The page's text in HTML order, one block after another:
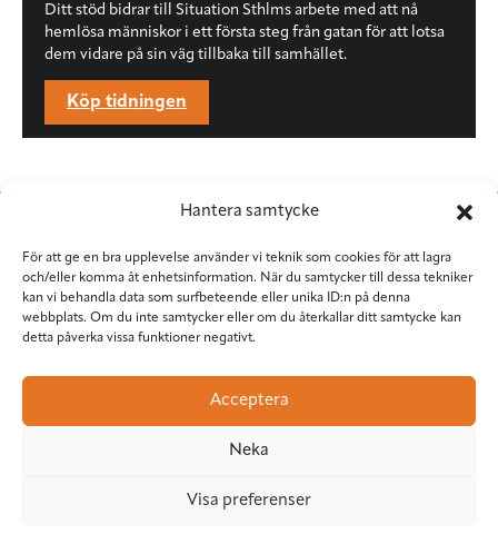
Hantera samtycke
För att ge en bra upplevelse använder vi teknik som cookies för att lagra
och/eller komma åt enhetsinformation. När du samtycker till dessa tekniker
kan vi behandla data som surfbeteende eller unika ID:n på denna
webbplats. Om du inte samtycker eller om du återkallar ditt samtycke kan
detta påverka vissa funktioner negativt.
Acceptera
Neka
Visa preferenser
Ditt stöd bidrar till Situation Sthlms arbete med att nå
hemlösa människor i ett första steg från gatan för att lotsa
dem vidare på sin väg tillbaka till samhället.
Köp tidningen
Situation Sthlm
Torkel Knutssongatan 37
118 49 Stockholm
red@situationsthlm.se
Följ Situation Sthlm